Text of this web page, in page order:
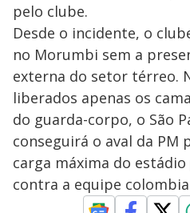
pelo clube.
Desde o incidente, o
no Morumbi sem a
externa do setor térreo.
liberados apenas os
do guarda-corpo, o São
conseguirá o aval da PM
carga máxima do
contra a equipe